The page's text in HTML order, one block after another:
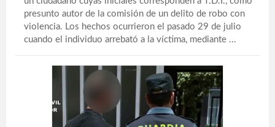
presunto autor de la comisión de un delito de robo con
violencia. Los hechos ocurrieron el pasado 29 de julio
cuando el individuo arrebató a la víctima, mediante ...